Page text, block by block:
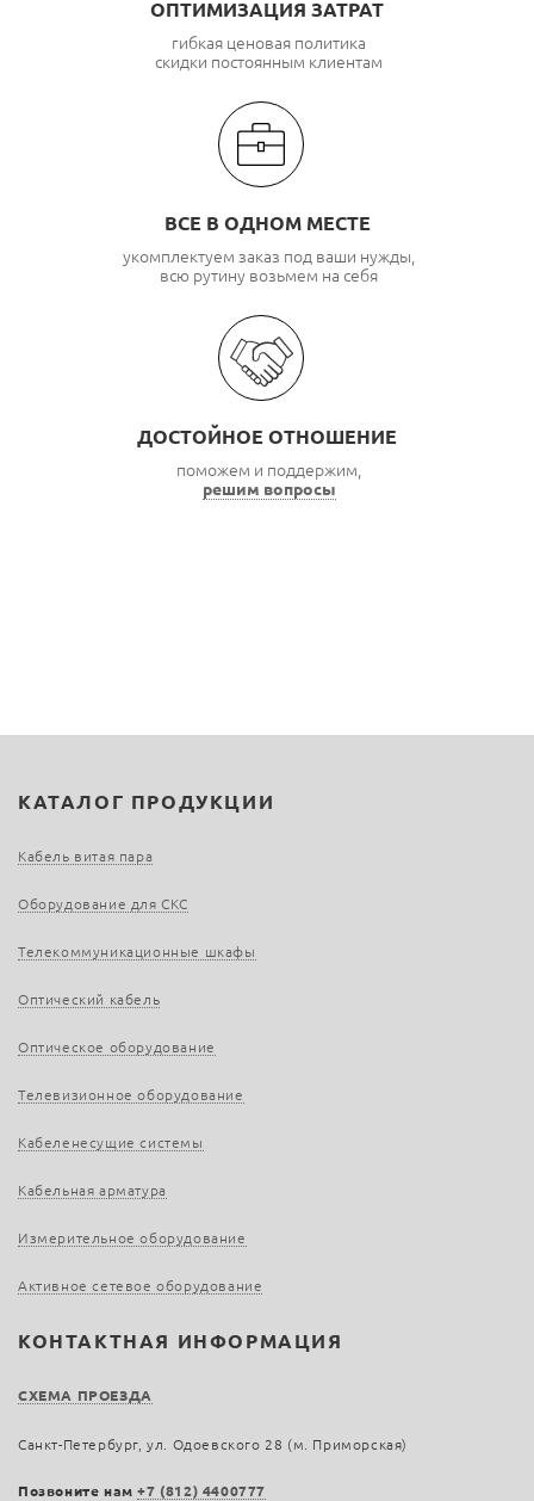
ОПТИМИЗАЦИЯ ЗАТРАТ
гибкая ценовая политика
скидки постоянным клиентам
ВСЕ В ОДНОМ МЕСТЕ
укомплектуем заказ под ваши нужды,
всю рутину возьмем на себя
ДОСТОЙНОЕ ОТНОШЕНИЕ
поможем и поддержим,
решим вопросы
КАТАЛОГ ПРОДУКЦИИ
Кабель витая пара
Оборудование для СКС
Телекоммуникационные шкафы
Оптический кабель
Оптическое оборудование
Телевизионное оборудование
Кабеленесущие системы
Кабельная арматура
Измерительное оборудование
Активное сетевое оборудование
КОНТАКТНАЯ ИНФОРМАЦИЯ
СХЕМА ПРОЕЗДА
Санкт-Петербург, ул. Одоевского 28 (м. Приморская)
Позвоните нам+7 (812) 4400777